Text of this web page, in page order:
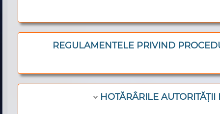
REGULAMENTELE PRIVIND
HOTĂRÂRILE